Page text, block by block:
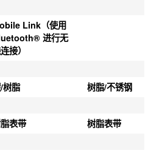
Link（使用
进行无
接）
树脂
树脂/不锈钢
表带
树脂表带